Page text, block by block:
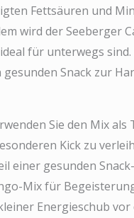
Fettsäuren und
wird der Seeberger
für unterwegs
Snack zur
Sie den Mix
Kick zu
einer gesunden
Mix für
Energieschub vor